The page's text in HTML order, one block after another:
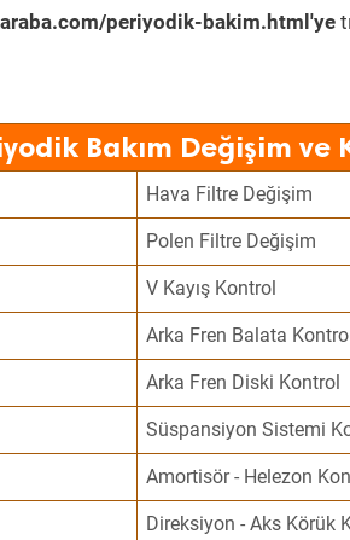
periyodik-bakim.html'ye
Bakım Değişim ve
Hava Filtre Değişim
Polen Filtre Değişim
V Kayış Kontrol
Arka Fren Balata
Arka Fren Diski Kontrol
Süspansiyon Sistemi
Amortisör - Helezon
Direksiyon - Aks Körük